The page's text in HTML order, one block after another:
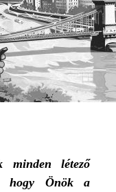
létező
hogy Önök a